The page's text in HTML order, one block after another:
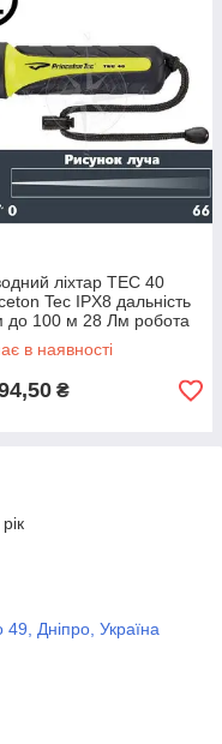
ліхтар TEC 40
Tec IPX8 дальність
до 100 м 28 Лм робота
пластик чорний
в наявності
₴
Дніпро, Україна